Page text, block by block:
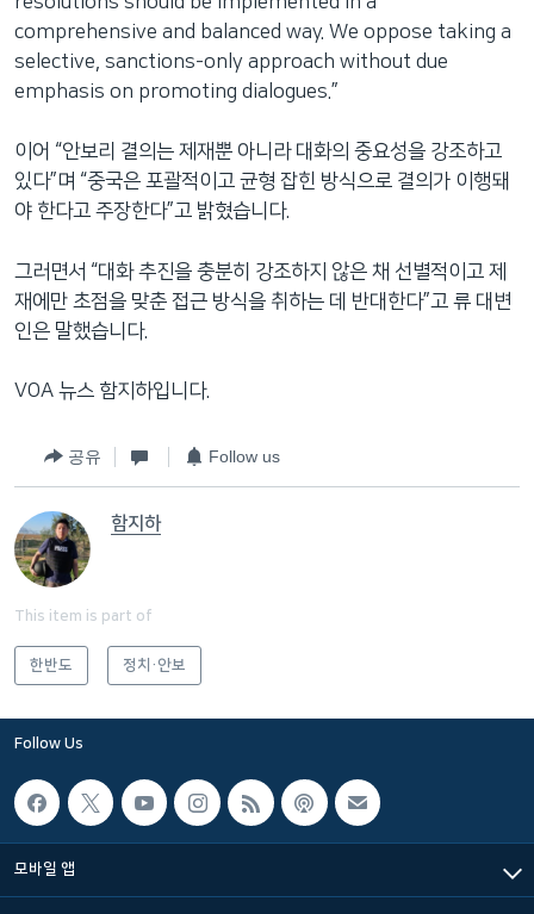
comprehensive and balanced way. We oppose taking a
selective, sanctions-only approach without due
emphasis on promoting dialogues.”
이어 “안보리 결의는 제재뿐 아니라 대화의 중요성을 강조하고
있다”며 “중국은 포괄적이고 균형 잡힌 방식으로 결의가 이행돼
야 한다고 주장한다”고 밝혔습니다.
그러면서 “대화 추진을 충분히 강조하지 않은 채 선별적이고 제
재에만 초점을 맞춘 접근 방식을 취하는 데 반대한다”고 류 대변
인은 말했습니다.
VOA 뉴스 함지하입니다.
공유 Follow us
함지하
This item is part of
한반도 정치·안보
Follow Us
모바일 앱